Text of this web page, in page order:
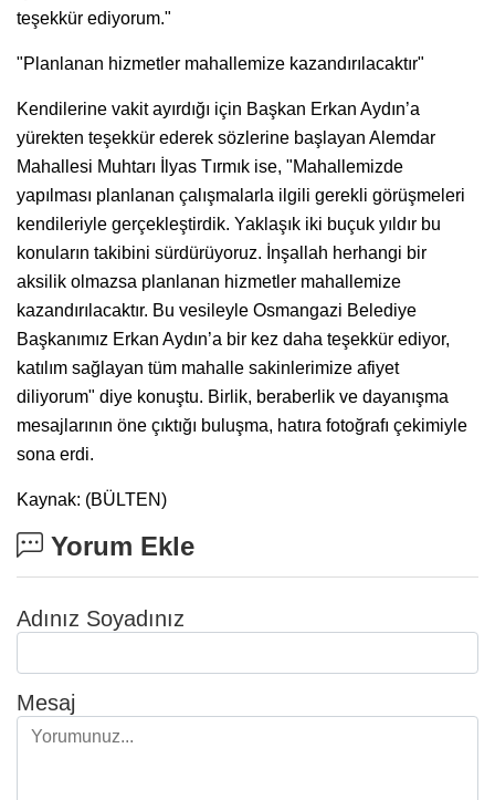
teşekkür ediyorum."
"Planlanan hizmetler mahallemize kazandırılacaktır"
Kendilerine vakit ayırdığı için Başkan Erkan Aydın’a
yürekten teşekkür ederek sözlerine başlayan Alemdar
Mahallesi Muhtarı İlyas Tırmık ise, "Mahallemizde
yapılması planlanan çalışmalarla ilgili gerekli görüşmeleri
kendileriyle gerçekleştirdik. Yaklaşık iki buçuk yıldır bu
konuların takibini sürdürüyoruz. İnşallah herhangi bir
aksilik olmazsa planlanan hizmetler mahallemize
kazandırılacaktır. Bu vesileyle Osmangazi Belediye
Başkanımız Erkan Aydın’a bir kez daha teşekkür ediyor,
katılım sağlayan tüm mahalle sakinlerimize afiyet
diliyorum" diye konuştu. Birlik, beraberlik ve dayanışma
mesajlarının öne çıktığı buluşma, hatıra fotoğrafı çekimiyle
sona erdi.
Kaynak: (BÜLTEN)
Yorum Ekle
Adınız Soyadınız
Mesaj